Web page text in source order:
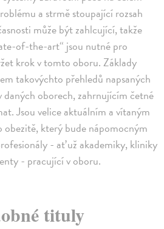
a strmě stoupající rozsah
může být zahlcující, takže
of-the-art“ jsou nutné pro
krok v tomto oboru. Základy
takovýchto přehledů napsaných
oborech, zahrnujícím četné
Jsou velice aktuálním a vítaným
obezitě, který bude nápomocným
- ať už akademiky, kliniky
- pracující v oboru.
tituly